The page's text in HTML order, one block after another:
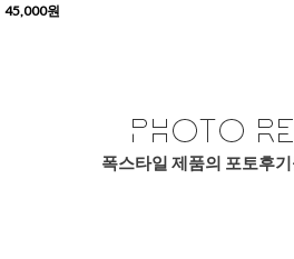
45,000원
폭스타일 제품의 포토후